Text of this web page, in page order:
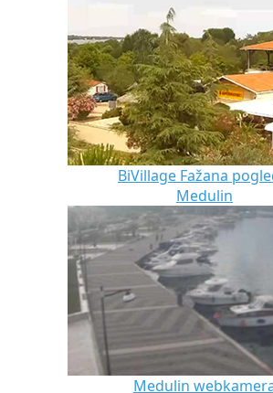
BiVillage Fažana
Medulin
Medulin